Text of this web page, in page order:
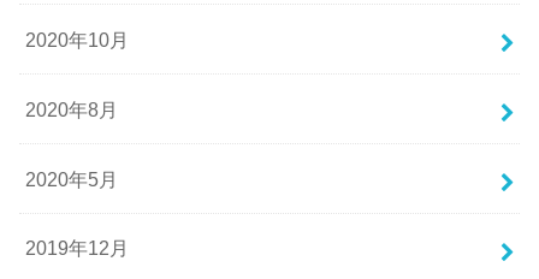
2020年10月
2020年8月
2020年5月
2019年12月